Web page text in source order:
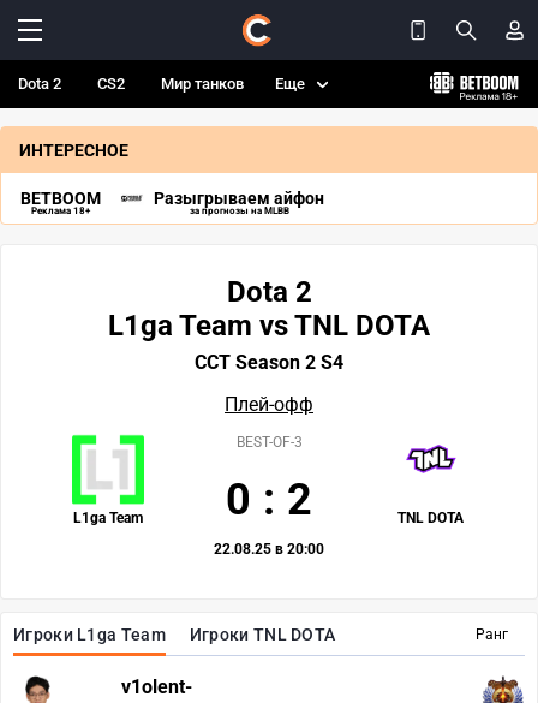
Dota 2 CS2 Мир танков Еще
ИНТЕРЕСНОЕ
BETBOOM
Реклама 18+
Разыгрываем айфон
за прогнозы на MLBB
Ранг
Игроки L1ga Team Игроки TNL DOTA
v1olent-
Dota 2
L1ga Team vs TNL DOTA
CCT Season 2 S4
Плей-офф
L1ga Team TNL DOTA
BEST-OF-3
0 : 2
22.08.25 в 20:00